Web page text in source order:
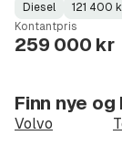
Fuel
Type:
Diesel
Kilometerstand:
121 400
Model
Year:
Gearbox
Type:
Kontantpris
259 000 kr
Finn nye
Volvo